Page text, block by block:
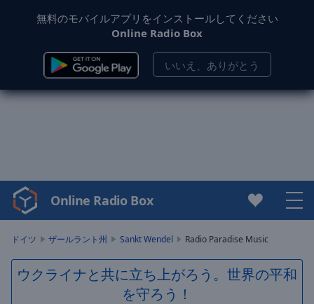
無料のモバイルアプリをインストールしてください
Online Radio Box
いいえ、ありがとう
Video
Player
Play
Video
Online Radio Box
ドイツ ザールラント州 Sankt Wendel Radio Paradise Music
ウクライナと共に立ち上がろう。世界の平和
を守ろう！